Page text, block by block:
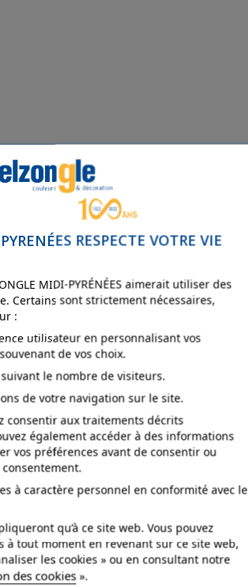
RESPECTE VOTRE VIE
MIDI-PYRÉNÉES aimerait utiliser des
Certains sont strictement nécessaires,
:
utilisateur en personnalisant vos
de vos choix.
le nombre de visiteurs.
de votre navigation sur le site.
consentir aux traitements décrits
également accéder à des informations
vos préférences avant de consentir ou
à caractère personnel en conformité avec le
qu’à ce site web. Vous pouvez
à tout moment en revenant sur ce site web,
les cookies » ou en consultant notre
des cookies».